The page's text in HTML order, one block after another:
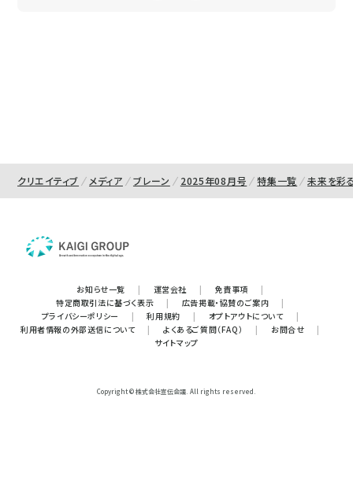
クリエイティブ メディア ブレーン 2025年08月号 特集一覧 未来を彩
お知らせ一覧 | 運営会社 | 免責事項
|
特定商取引法に基づく表示
| 広告掲載・協賛のご案内
|
プライバシーポリシー
| 利用規約 | オプトアウトについて
|
利用者情報の外部送信について
| よくあるご質問（FAQ） | お問合せ
|
サイトマップ
Copyright © 株式会社宣伝会議. All rights reserved.